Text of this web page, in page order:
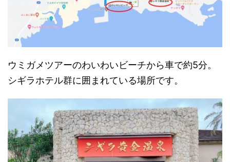
ウミガメツアーのわいわいビーチから車で約5分。
シギラホテル群に囲まれている場所です。